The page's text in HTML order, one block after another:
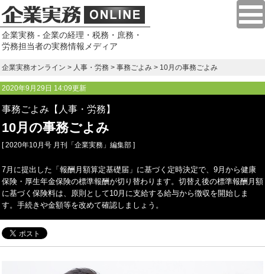
企業実務 - 企業の経理・税務・庶務・
労務担当者の実務情報メディア
企業実務オンライン > 人事・労務 > 事務ごよみ > 10月の事務ごよみ
2020年9月29日 14:09更新
事務ごよみ【人事・労務】
10月の事務ごよみ
[ 2020年10月号 月刊「企業実務」編集部 ]
7月に提出した「報酬月額算定基礎届」に基づく定時決定で、9月から健康
保険・厚生年金保険の標準報酬が切り替わります。切替え後の標準報酬月額
に基づく保険料は、原則として10月に支給する給与から徴収を開始しま
す。手続きや金額等を改めて確認しましょう。